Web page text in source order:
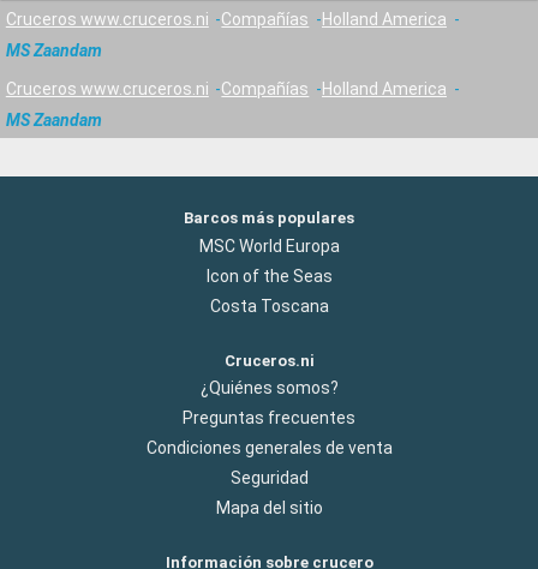
Cruceros www.cruceros.ni Compañías
Holland America
MS Zaandam
Cruceros www.cruceros.ni Compañías
Holland America
MS Zaandam
Barcos más populares
MSC World Europa
Icon of the Seas
Costa Toscana
Cruceros.ni
¿Quiénes somos?
Preguntas frecuentes
Condiciones generales de venta
Seguridad
Mapa del sitio
Información sobre crucero